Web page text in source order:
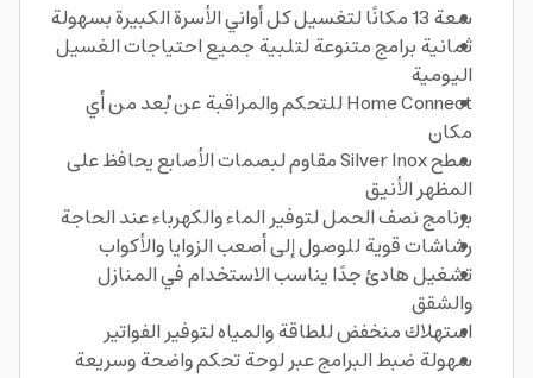
سعة 13 مكانًا لتغسيل كل أواني الأسرة الكبيرة بسهولة
ثمانية برامج متنوعة لتلبية جميع احتياجات الغسيل
اليومية
Home Connect للتحكم والمراقبة عن بُعد من أي
مكان
سطح Silver Inox مقاوم لبصمات الأصابع يحافظ على
المظهر الأنيق
برنامج نصف الحمل لتوفير الماء والكهرباء عند الحاجة
رشاشات قوية للوصول إلى أصعب الزوايا والأكواب
تشغيل هادئ جدًا يناسب الاستخدام في المنازل
والشقق
استهلاك منخفض للطاقة والمياه لتوفير الفواتير
سهولة ضبط البرامج عبر لوحة تحكم واضحة وسريعة